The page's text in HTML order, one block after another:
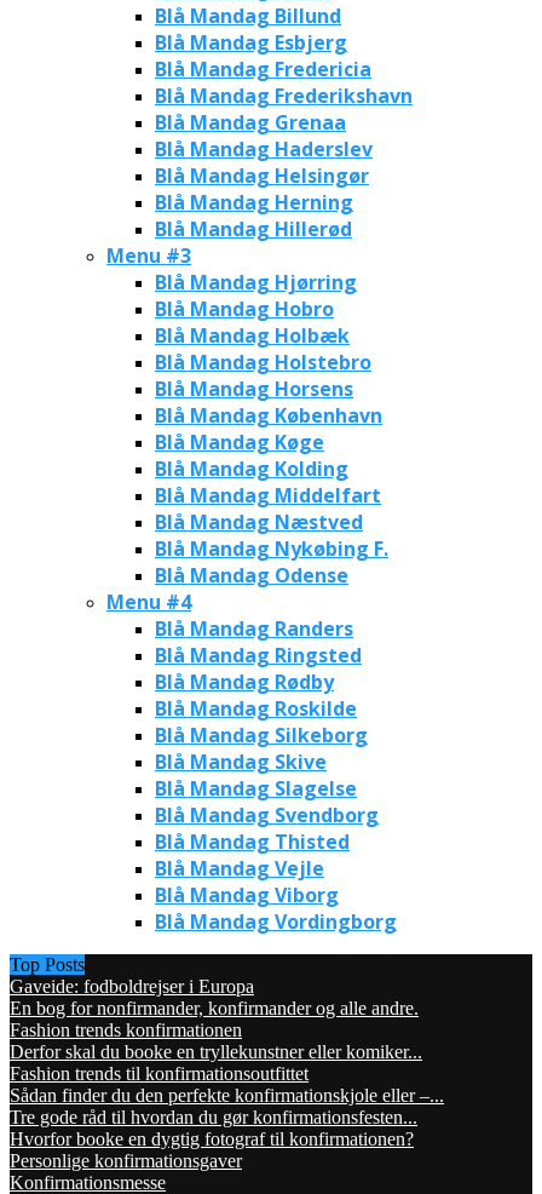
Blå Mandag Billund
Blå Mandag Esbjerg
Blå Mandag Fredericia
Blå Mandag Frederikshavn
Blå Mandag Grenaa
Blå Mandag Haderslev
Blå Mandag Helsingør
Blå Mandag Herning
Blå Mandag Hillerød
Menu #3
Blå Mandag Hjørring
Blå Mandag Hobro
Blå Mandag Holbæk
Blå Mandag Holstebro
Blå Mandag Horsens
Blå Mandag København
Blå Mandag Køge
Blå Mandag Kolding
Blå Mandag Middelfart
Blå Mandag Næstved
Blå Mandag Nykøbing F.
Blå Mandag Odense
Menu #4
Blå Mandag Randers
Blå Mandag Ringsted
Blå Mandag Rødby
Blå Mandag Roskilde
Blå Mandag Silkeborg
Blå Mandag Skive
Blå Mandag Slagelse
Blå Mandag Svendborg
Blå Mandag Thisted
Blå Mandag Vejle
Blå Mandag Viborg
Blå Mandag Vordingborg
Top Posts
Gaveide: fodboldrejser i Europa
En bog for nonfirmander, konfirmander og alle andre.
Fashion trends konfirmationen
Derfor skal du booke en tryllekunstner eller komiker...
Fashion trends til konfirmationsoutfittet
Sådan finder du den perfekte konfirmationskjole eller –...
Tre gode råd til hvordan du gør konfirmationsfesten...
Hvorfor booke en dygtig fotograf til konfirmationen?
Personlige konfirmationsgaver
Konfirmationsmesse